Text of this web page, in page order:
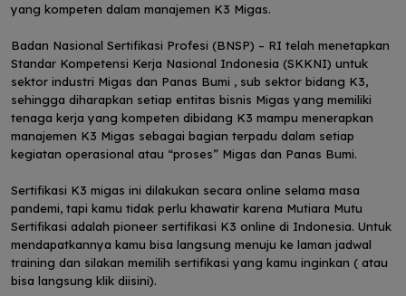
yang kompeten dalam manajemen K3 Migas.
Badan Nasional Sertifikasi Profesi (BNSP) – RI telah menetapkan
Standar Kompetensi Kerja Nasional Indonesia (SKKNI) untuk
sektor industri Migas dan Panas Bumi , sub sektor bidang K3,
sehingga diharapkan setiap entitas bisnis Migas yang memiliki
tenaga kerja yang kompeten dibidang K3 mampu menerapkan
manajemen K3 Migas sebagai bagian terpadu dalam setiap
kegiatan operasional atau “proses” Migas dan Panas Bumi.
Sertifikasi K3 migas ini dilakukan secara online selama masa
pandemi, tapi kamu tidak perlu khawatir karena Mutiara Mutu
Sertifikasi adalah pioneer sertifikasi K3 online di Indonesia. Untuk
mendapatkannya kamu bisa langsung menuju ke laman jadwal
training dan silakan memilih sertifikasi yang kamu inginkan ( atau
bisa langsung klik diisini).